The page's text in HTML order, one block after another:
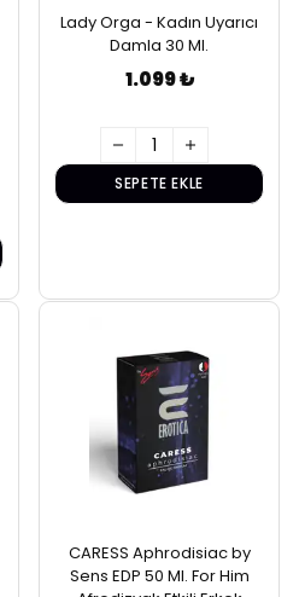
Lady Orga - Kadın Uyarıcı
Damla 30 Ml.
1.099 ₺
SEPETE EKLE
CARESS Aphrodisiac by
Sens EDP 50 Ml. For Him